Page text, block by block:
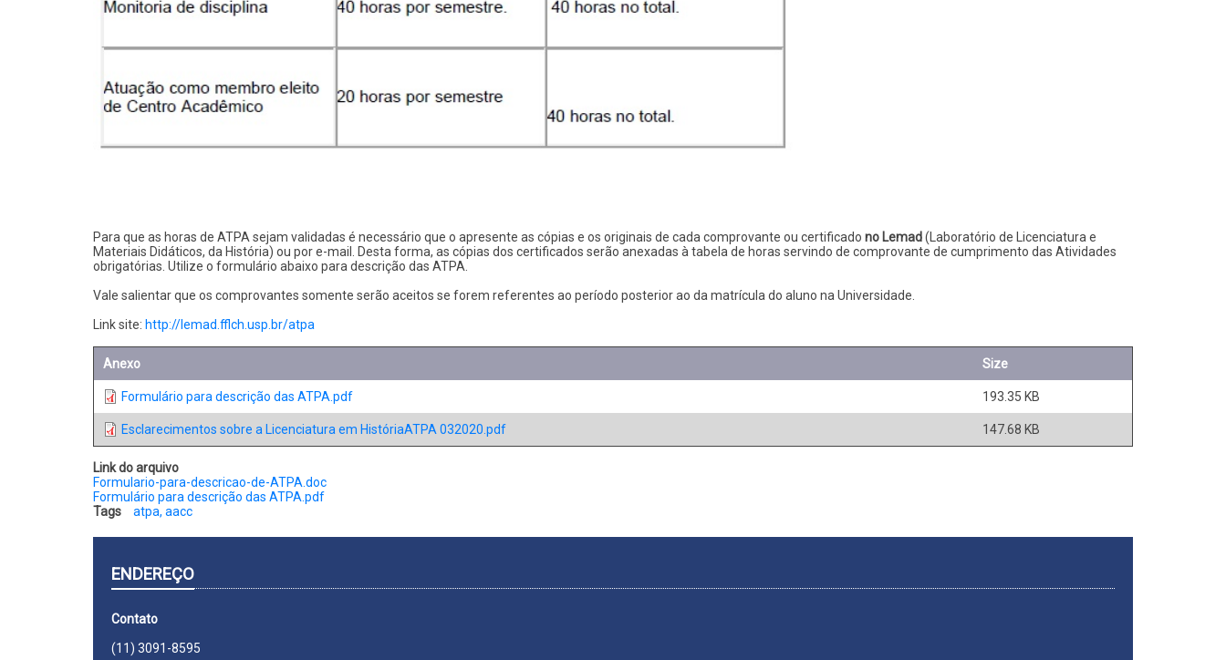
Para que as horas de ATPA sejam validadas é necessário que o apresente as cópias e os originais de cada comprovante ou certificado no Lemad(Laboratório de Licenciatura e
Materiais Didáticos, da História) ou por e-mail. Desta forma, as cópias dos certificados serão anexadas à tabela de horas servindo de comprovante de cumprimento das Atividades
obrigatórias. Utilize o formulário abaixo para descrição das ATPA.
Vale salientar que os comprovantes somente serão aceitos se forem referentes ao período posterior ao da matrícula do aluno na Universidade.
Link site: http://lemad.fflch.usp.br/atpa
Anexo Size
Formulário para descrição das ATPA.pdf 193.35 KB
Esclarecimentos sobre a Licenciatura em HistóriaATPA 032020.pdf 147.68 KB
Link do arquivo
Formulario-para-descricao-de-ATPA.doc
Formulário para descrição das ATPA.pdf
Tags
atpa, aacc
ENDEREÇO
Contato
(11) 3091-8595